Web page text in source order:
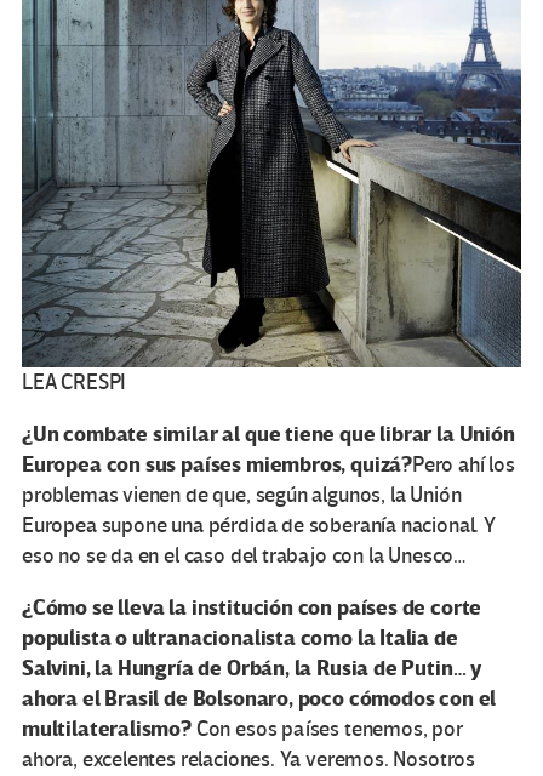
LEA CRESPI
¿Un combate similar al que tiene que librar la Unión
Europea con sus países miembros, quizá?Pero ahí los
problemas vienen de que, según algunos, la Unión
Europea supone una pérdida de soberanía nacional. Y
eso no se da en el caso del trabajo con la Unesco…
¿Cómo se lleva la institución con países de corte
populista o ultranacionalista como la Italia de
Salvini, la Hungría de Orbán, la Rusia de Putin… y
ahora el Brasil de Bolsonaro, poco cómodos con el
multilateralismo?Con esos países tenemos, por
ahora, excelentes relaciones. Ya veremos. Nosotros